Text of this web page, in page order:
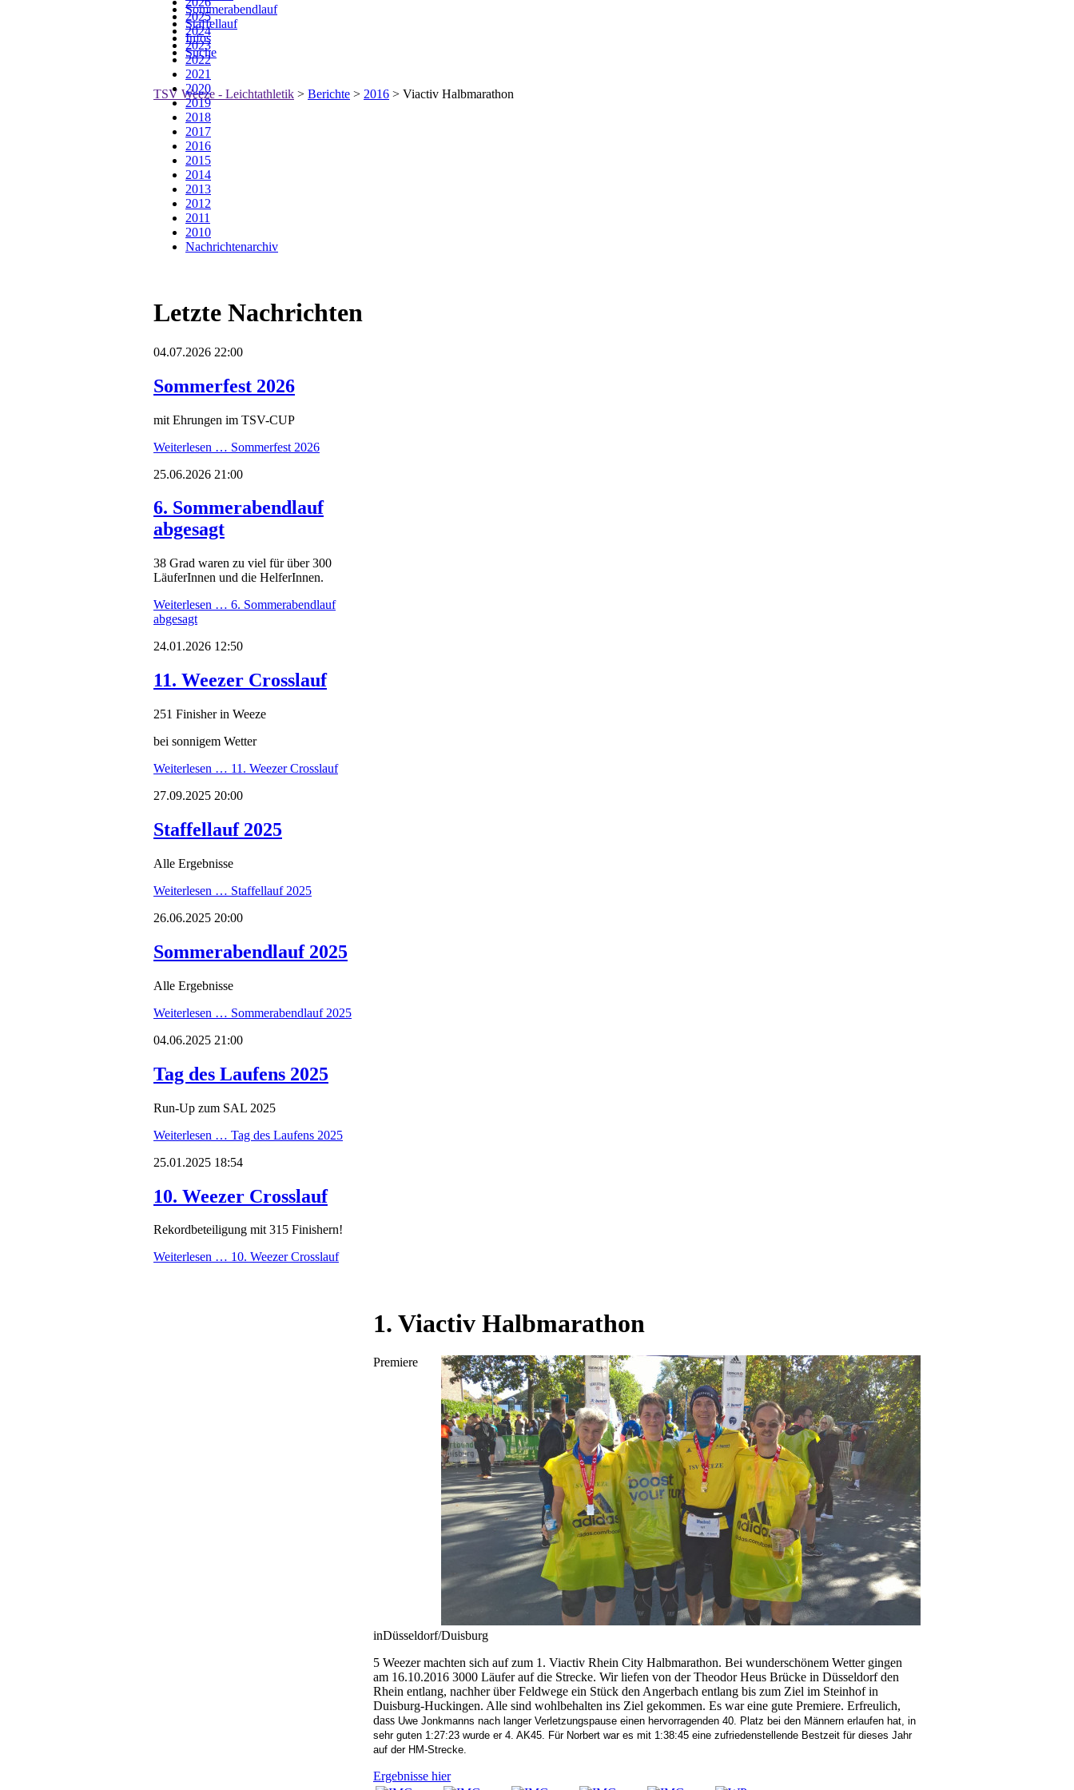
Sommerabendlauf
Staffellauf
Infos
Suche
TSV Weeze - Leichtathletik > Berichte > 2016 > Viactiv Halbmarathon
2025
2024
2023
2022
2021
2020
2019
2018
2017
2016
2015
2014
2013
2012
2011
2010
Nachrichtenarchiv
Letzte Nachrichten
04.07.2026 22:00
Sommerfest 2026
mit Ehrungen im TSV-CUP
Weiterlesen … Sommerfest 2026
25.06.2026 21:00
6. Sommerabendlauf
abgesagt
38 Grad waren zu viel für über 300
LäuferInnen und die HelferInnen.
Weiterlesen … 6. Sommerabendlauf
abgesagt
24.01.2026 12:50
11. Weezer Crosslauf
251 Finisher in Weeze
bei sonnigem Wetter
Weiterlesen … 11. Weezer Crosslauf
27.09.2025 20:00
Staffellauf 2025
Alle Ergebnisse
Weiterlesen … Staffellauf 2025
26.06.2025 20:00
Sommerabendlauf 2025
Alle Ergebnisse
Weiterlesen … Sommerabendlauf 2025
04.06.2025 21:00
Tag des Laufens 2025
Run-Up zum SAL 2025
Weiterlesen … Tag des Laufens 2025
25.01.2025 18:54
10. Weezer Crosslauf
Rekordbeteiligung mit 315 Finishern!
Weiterlesen … 10. Weezer Crosslauf
1. Viactiv Halbmarathon
Premiere
inDüsseldorf/Duisburg
5 Weezer machten sich auf zum 1. Viactiv Rhein City Halbmarathon. Bei wunderschönem Wetter gingen
am 16.10.2016 3000 Läufer auf die Strecke. Wir liefen von der Theodor Heus Brücke in Düsseldorf den
Rhein entlang, nachher über Feldwege ein Stück den Angerbach entlang bis zum Ziel im Steinhof in
Duisburg-Huckingen. Alle sind wohlbehalten ins Ziel gekommen. Es war eine gute Premiere. Erfreulich,
dass Uwe Jonkmanns nach langer Verletzungspause einen hervorragenden 40. Platz bei den Männern erlaufen hat, in
sehr guten 1:27:23 wurde er4. AK45. Für Norbert war es mit 1:38:45 eine zufriedenstellende Bestzeit für dieses Jahr
auf der HM-Strecke.
Ergebnisse hier